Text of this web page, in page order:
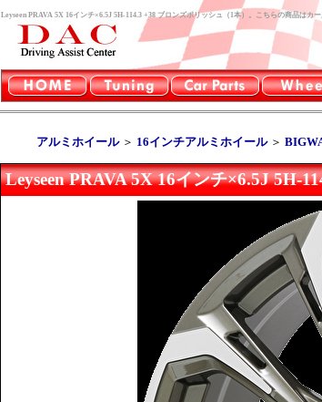
Leyseen PRAVA 5X 16インチ×6.5J 5H-114.3 +38 ブロンズポリッシュ（1本）。こちらの商品はカ
アルミホイール＞ 16インチアルミホイール＞
Leyseen PRAVA 5X 16インチ×6.5J 5H-